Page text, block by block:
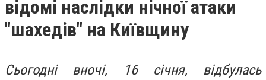
відомі наслідки нічної атаки
"шахедів" на Київщину
Сьогодні вночі, 16 січня, відбулась